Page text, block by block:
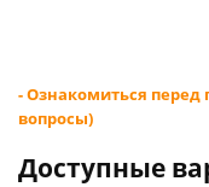
- Ознакомиться перед
вопросы)
Доступные